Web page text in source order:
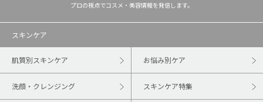
プロの視点でコスメ・美容情報を発信します。
スキンケア
肌質別スキンケア お悩み別ケア
洗顔・クレンジング スキンケア特集